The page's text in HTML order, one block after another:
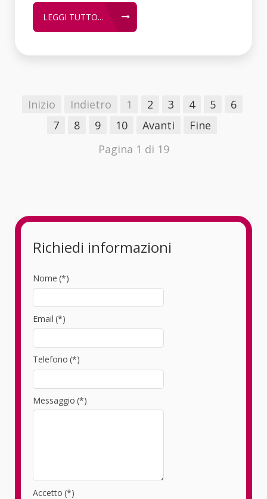
LEGGI TUTTO...
Inizio Indietro 1 2 3 4 5
6
7
8 9 10 Avanti
Fine
Pagina 1 di 19
Richiedi informazioni
Nome (*)
Email (*)
Telefono (*)
Messaggio (*)
Accetto (*)